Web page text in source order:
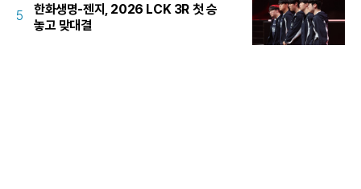
5
한화생명-젠지, 2026 LCK 3R 첫 승
놓고 맞대결